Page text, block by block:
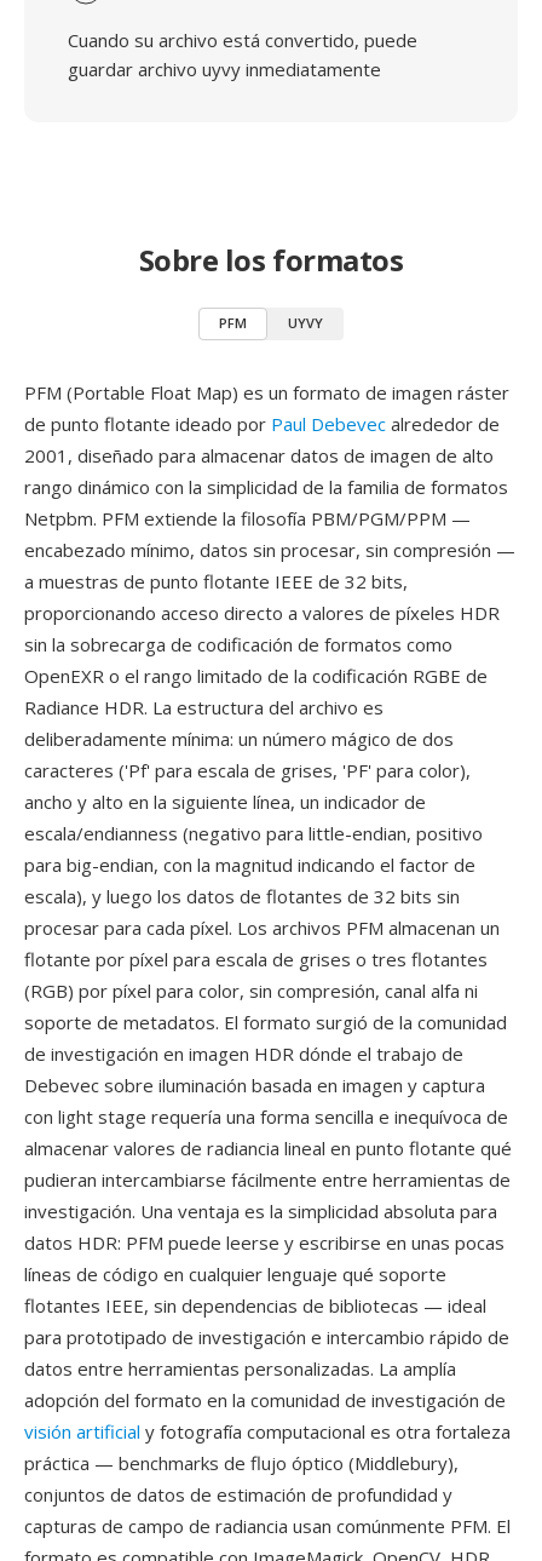
Cuando su archivo está convertido, puede
guardar archivo uyvy inmediatamente
Sobre los formatos
PFM UYVY
PFM (Portable Float Map) es un formato de imagen ráster
de punto flotante ideado por Paul Debevec alrededor de
2001, diseñado para almacenar datos de imagen de alto
rango dinámico con la simplicidad de la familia de formatos
Netpbm. PFM extiende la filosofía PBM/PGM/PPM —
encabezado mínimo, datos sin procesar, sin compresión —
a muestras de punto flotante IEEE de 32 bits,
proporcionando acceso directo a valores de píxeles HDR
sin la sobrecarga de codificación de formatos como
OpenEXR o el rango limitado de la codificación RGBE de
Radiance HDR. La estructura del archivo es
deliberadamente mínima: un número mágico de dos
caracteres ('Pf' para escala de grises, 'PF' para color),
ancho y alto en la siguiente línea, un indicador de
escala/endianness (negativo para little-endian, positivo
para big-endian, con la magnitud indicando el factor de
escala), y luego los datos de flotantes de 32 bits sin
procesar para cada píxel. Los archivos PFM almacenan un
flotante por píxel para escala de grises o tres flotantes
(RGB) por píxel para color, sin compresión, canal alfa ni
soporte de metadatos. El formato surgió de la comunidad
de investigación en imagen HDR dónde el trabajo de
Debevec sobre iluminación basada en imagen y captura
con light stage requería una forma sencilla e inequívoca de
almacenar valores de radiancia lineal en punto flotante qué
pudieran intercambiarse fácilmente entre herramientas de
investigación. Una ventaja es la simplicidad absoluta para
datos HDR: PFM puede leerse y escribirse en unas pocas
líneas de código en cualquier lenguaje qué soporte
flotantes IEEE, sin dependencias de bibliotecas — ideal
para prototipado de investigación e intercambio rápido de
datos entre herramientas personalizadas. La amplía
adopción del formato en la comunidad de investigación de
visión artificial y fotografía computacional es otra fortaleza
práctica — benchmarks de flujo óptico (Middlebury),
conjuntos de datos de estimación de profundidad y
capturas de campo de radiancia usan comúnmente PFM. El